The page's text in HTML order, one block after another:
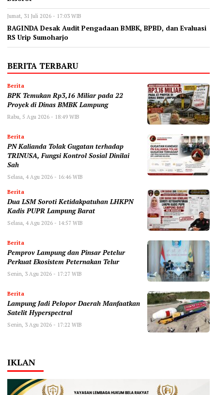
Jumat, 31 Juli 2026 - 17:03 WIB
BAGINDA Desak Audit Pengadaan BMBK, BPBD, dan Evaluasi
RS Urip Sumoharjo
BERITA TERBARU
Berita
BPK Temukan Rp3,16 Miliar pada 22
Proyek di Dinas BMBK Lampung
Rabu, 5 Agu 2026 - 18:49 WIB
Berita
PN Kalianda Tolak Gugatan terhadap
TRINUSA, Fungsi Kontrol Sosial Dinilai
Sah
Selasa, 4 Agu 2026 - 16:46 WIB
Berita
Dua LSM Soroti Ketidakpatuhan LHKPN
Kadis PUPR Lampung Barat
Selasa, 4 Agu 2026 - 14:57 WIB
Berita
Pemprov Lampung dan Pinsar Petelur
Perkuat Ekosistem Peternakan Telur
Senin, 3 Agu 2026 - 17:27 WIB
Berita
Lampung Jadi Pelopor Daerah Manfaatkan
Satelit Hyperspectral
Senin, 3 Agu 2026 - 17:22 WIB
IKLAN